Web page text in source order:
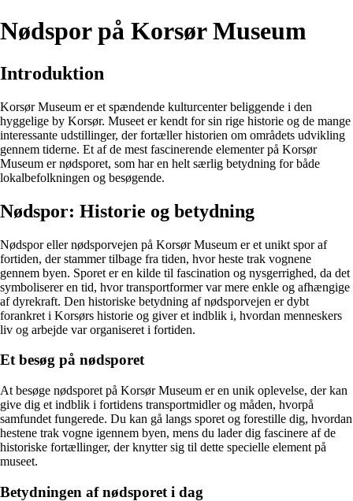
Nødspor på Korsør Museum
Introduktion
Korsør Museum er et spændende kulturcenter beliggende i den
hyggelige by Korsør. Museet er kendt for sin rige historie og de mange
interessante udstillinger, der fortæller historien om områdets udvikling
gennem tiderne. Et af de mest fascinerende elementer på Korsør
Museum er nødsporet, som har en helt særlig betydning for både
lokalbefolkningen og besøgende.
Nødspor: Historie og betydning
Nødspor eller nødsporvejen på Korsør Museum er et unikt spor af
fortiden, der stammer tilbage fra tiden, hvor heste trak vognene
gennem byen. Sporet er en kilde til fascination og nysgerrighed, da det
symboliserer en tid, hvor transportformer var mere enkle og afhængige
af dyrekraft. Den historiske betydning af nødsporvejen er dybt
forankret i Korsørs historie og giver et indblik i, hvordan menneskers
liv og arbejde var organiseret i fortiden.
Et besøg på nødsporet
At besøge nødsporet på Korsør Museum er en unik oplevelse, der kan
give dig et indblik i fortidens transportmidler og måden, hvorpå
samfundet fungerede. Du kan gå langs sporet og forestille dig, hvordan
hestene trak vogne igennem byen, mens du lader dig fascinere af de
historiske fortællinger, der knytter sig til dette specielle element på
museet.
Betydningen af nødsporet i dag